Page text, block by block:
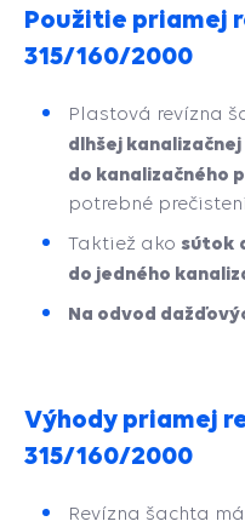
Použitie priamej
315/160/2000
Plastová revízna
dlhšej
do kanalizačného
potrebné
Taktiež ako sútok
do jedného
Na odvod
Výhody priamej
315/160/2000
Revízna šachta má